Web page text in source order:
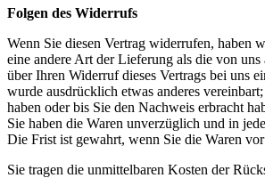
Folgen des Widerrufs
Wenn Sie diesen Vertrag widerrufen, haben
eine andere Art der Lieferung als die von
über Ihren Widerruf dieses Vertrags bei uns
wurde ausdrücklich etwas anderes
haben oder bis Sie den Nachweis erbracht
Sie haben die Waren unverzüglich und in
Die Frist ist gewahrt, wenn Sie die Waren
Sie tragen die unmittelbaren Kosten der